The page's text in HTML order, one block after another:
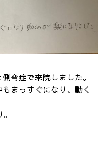
弯症で来院しました。
まっすぐになり、動く